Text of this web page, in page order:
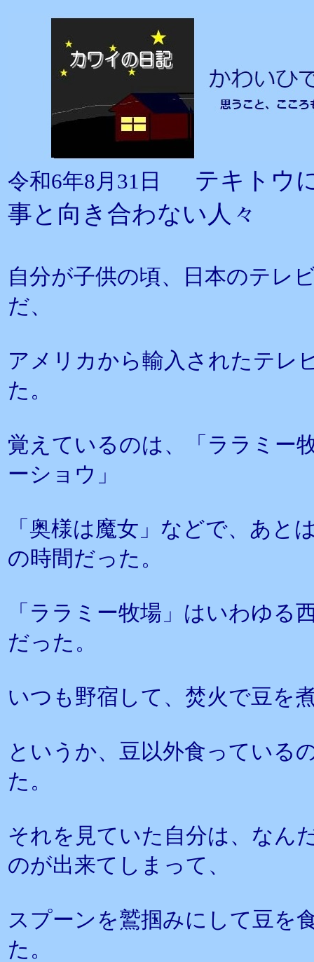
令和6年8月31日
テキトウ
事と向き合わない人々
自分が子供の頃、日本のテレ
だ、
アメリカから輸入されたテレ
た。
覚えているのは、「ララミー
ーショウ」
「奥様は魔女」などで、あと
の時間だった。
「ララミー牧場」はいわゆる
だった。
いつも野宿して、焚火で豆を
というか、豆以外食っている
た。
それを見ていた自分は、なん
のが出来てしまって、
スプーンを鷲掴みにして豆を
た。